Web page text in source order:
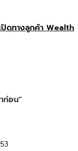
ดทางลูกค้า Wealth
ก่อน"